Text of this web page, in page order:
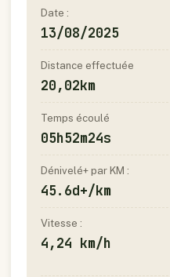
Date :
13/08/2025
Distance effectuée
20,02km
Temps écoulé
05h52m24s
Dénivelé+ par KM :
45.6d+/km
Vitesse :
4,24 km/h